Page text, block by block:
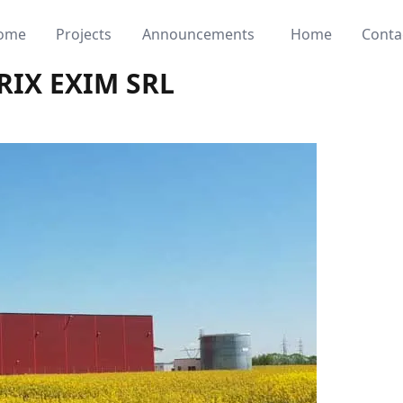
Projects Announcements Home
EXIM SRL